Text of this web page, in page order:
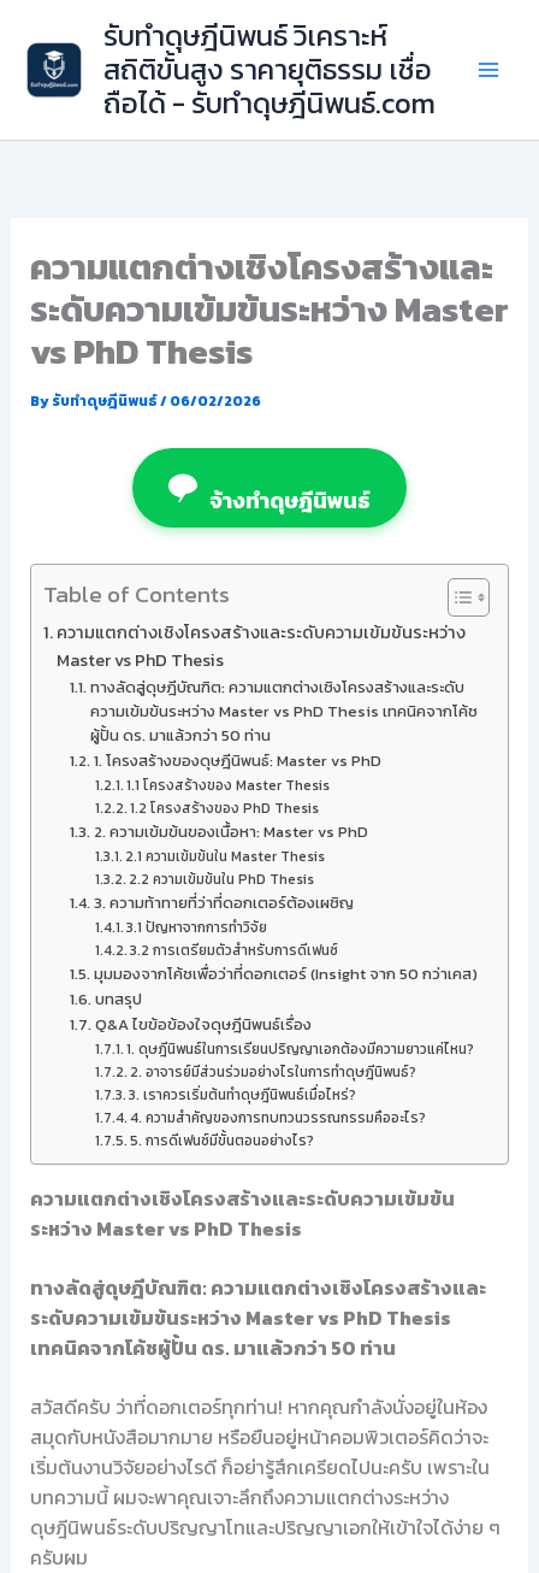
content
รับทำดุษฎีนิพนธ์ วิเคราะห์
สถิติขั้นสูง ราคายุติธรรม เชื่อ
ถือได้ - รับทำดุษฎีนิพนธ์.com
ความแตกต่างเชิงโครงสร้างและ
ระดับความเข้มข้นระหว่าง Master
vs PhD Thesis
Byรับทำดุษฎีนิพนธ์/06/02/2026
จ้างทำดุษฎีนิพนธ์
Table of Contents
ความแตกต่างเชิงโครงสร้างและระดับความเข้มข้นระหว่าง
Master vs PhD Thesis
ทางลัดสู่ดุษฎีบัณฑิต: ความแตกต่างเชิงโครงสร้างและระดับ
ความเข้มข้นระหว่าง Master vs PhD Thesis เทคนิคจากโค้ช
ผู้ปั้น ดร. มาแล้วกว่า 50 ท่าน
1. โครงสร้างของดุษฎีนิพนธ์: Master vs PhD
1.1 โครงสร้างของ Master Thesis
1.2 โครงสร้างของ PhD Thesis
2. ความเข้มข้นของเนื้อหา: Master vs PhD
2.1 ความเข้มข้นใน Master Thesis
2.2 ความเข้มข้นใน PhD Thesis
3. ความท้าทายที่ว่าที่ดอกเตอร์ต้องเผชิญ
3.1 ปัญหาจากการทำวิจัย
3.2 การเตรียมตัวสำหรับการดีเฟนซ์
มุมมองจากโค้ชเพื่อว่าที่ดอกเตอร์ (Insight จาก 50 กว่าเคส)
บทสรุป
Q&A ไขข้อข้องใจดุษฎีนิพนธ์เรื่อง
1. ดุษฎีนิพนธ์ในการเรียนปริญญาเอกต้องมีความยาวแค่ไหน?
2. อาจารย์มีส่วนร่วมอย่างไรในการทำดุษฎีนิพนธ์?
3. เราควรเริ่มต้นทำดุษฎีนิพนธ์เมื่อไหร่?
4. ความสำคัญของการทบทวนวรรณกรรมคืออะไร?
5. การดีเฟนซ์มีขั้นตอนอย่างไร?
ความแตกต่างเชิงโครงสร้างและระดับความเข้มข้น
ระหว่าง Master vs PhD Thesis
ทางลัดสู่ดุษฎีบัณฑิต: ความแตกต่างเชิงโครงสร้างและ
ระดับความเข้มข้นระหว่าง Master vs PhD Thesis
เทคนิคจากโค้ชผู้ปั้น ดร. มาแล้วกว่า 50 ท่าน
สวัสดีครับ ว่าที่ดอกเตอร์ทุกท่าน! หากคุณกำลังนั่งอยู่ในห้อง
สมุดกับหนังสือมากมาย หรือยืนอยู่หน้าคอมพิวเตอร์คิดว่าจะ
เริ่มต้นงานวิจัยอย่างไรดี ก็อย่ารู้สึกเครียดไปนะครับ เพราะใน
บทความนี้ ผมจะพาคุณเจาะลึกถึงความแตกต่างระหว่าง
ดุษฎีนิพนธ์ระดับปริญญาโทและปริญญาเอกให้เข้าใจได้ง่าย ๆ
ครับผม